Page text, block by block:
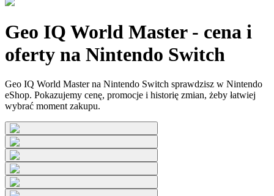
Geo IQ World Master - cena i
oferty na Nintendo Switch
Geo IQ World Master na Nintendo Switch sprawdzisz w Nintendo
eShop. Pokazujemy cenę, promocje i historię zmian, żeby łatwiej
wybrać moment zakupu.